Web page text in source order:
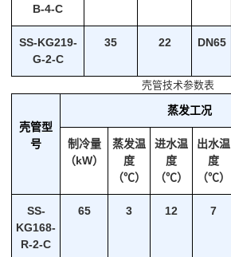
B-4-C
SS-KG219-
G-2-C
35 22 DN65
壳管技术参数表
壳管型
号
蒸发工况
制冷量
（kW）
蒸发温
度
（℃）
进水温
度
（℃）
出水温
度
（℃）
SS-
KG168-
R-2-C
65 3 12 7